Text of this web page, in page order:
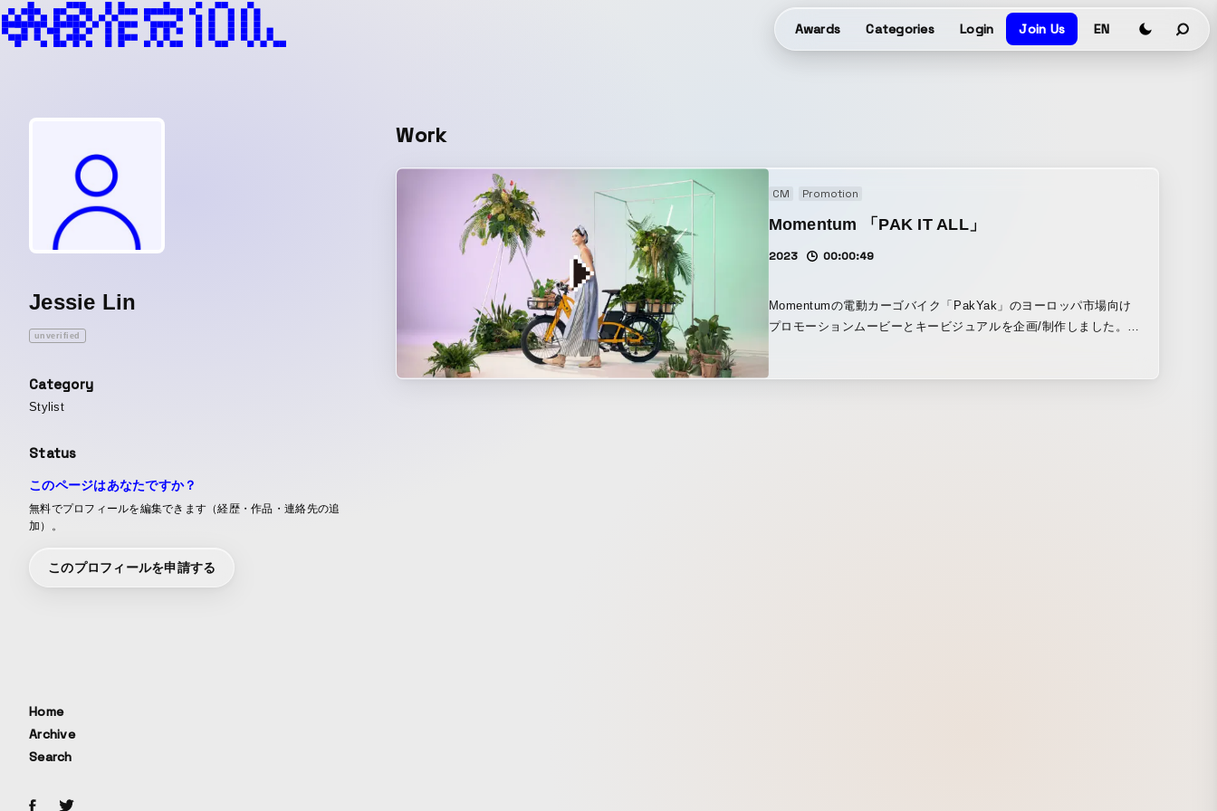
Awards Categories Login Join Us EN
Jessie Lin
unverified
Category
Stylist
Status
このページはあなたですか？
無料でプロフィールを編集できます（経歴・作品・連絡先の追
加）。
このプロフィールを申請する
Work
CM Promotion
Momentum 「PAK IT ALL」
2023 00:00:49
Momentumの電動カーゴバイク「PakYak」のヨーロッパ市場向け
プロモーションムービーとキービジュアルを企画/制作しました。
Home
Archive
Search